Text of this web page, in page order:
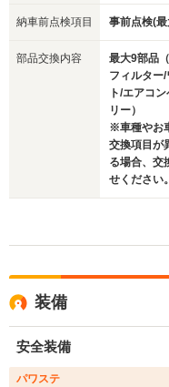
納車前点検項目 事前点検(
部品交換内容
最大9部品
フィルター
ト/エアコ
リー）
※車種やお
交換項目が
る場合、交
せください。
装備
安全装備
パワステ